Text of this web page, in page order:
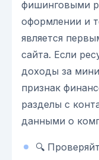
фишинговыми
оформлении и
является
сайта. Если
доходы за
признак
разделы с
данными о
🔍